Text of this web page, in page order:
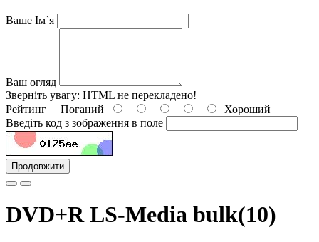
Ваше Ім`я
Ваш огляд
Зверніть увагу: HTML не перекладено!
Рейтинг Поганий
Хороший
Введіть код з зображення в поле
Продовжити
DVD+R LS-Media bulk(10)